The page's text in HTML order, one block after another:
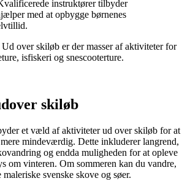
instruktører tilbyder
med at opbygge børnenes
over skiløb er der masser af aktiviteter for
isfiskeri og snescooterture.
skiløb
et væld af aktiviteter ud over skiløb for at
mindeværdig. Dette inkluderer langrend,
og endda muligheden for at opleve
om vinteren. Om sommeren kan du vandre,
svenske skove og søer.